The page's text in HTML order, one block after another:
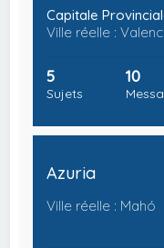
Capitale
Ville réelle :
5
Sujets
10
Azuria
Ville réelle : Mahó